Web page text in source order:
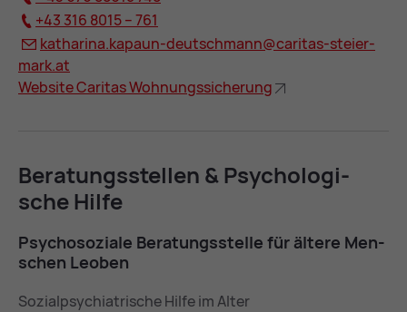
+43 316 8015 – 761
ka­tha­ri­na.ka­paun-deutsch­mann@ca­ri­tas-stei­er­
mark.at
Web­site Ca­ri­tas Woh­nungs­si­che­rung
Be­ra­tungs­stel­len & Psy­cho­lo­gi­
sche Hil­fe
Psy­cho­so­zia­le Be­ra­tungs­stel­le für äl­te­re Men­
schen Leo­ben
Sozialpsychiatrische Hilfe im Alter